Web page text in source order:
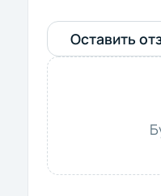
Оставить